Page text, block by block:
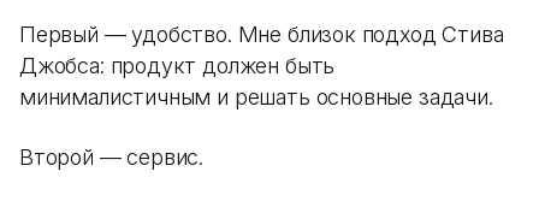
Первый — удобство. Мне близок подход Стива
Джобса: продукт должен быть
минималистичным и решать основные задачи.
Второй — сервис.